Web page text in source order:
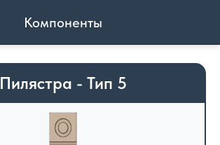
Компоненты
Пилястра - Тип 5